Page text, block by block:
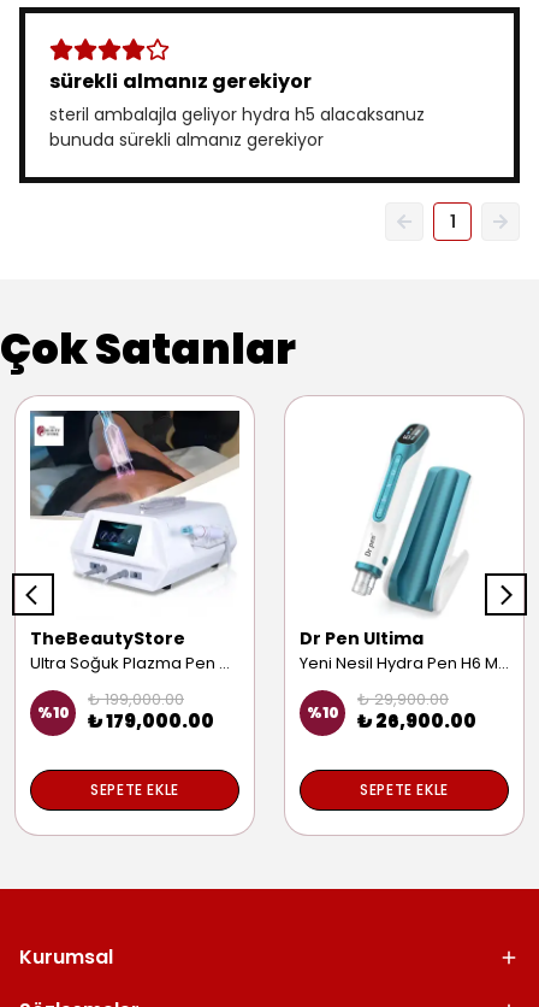
sürekli almanız gerekiyor
steril ambalajla geliyor hydra h5 alacaksanuz
bunuda sürekli almanız gerekiyor
1
Çok Satanlar
TheBeautyStore
Ultra Soğuk Plazma Pen Cilt Sıkılaştırma Gençleştirme Yüz Yenileme Saç Güçlendirme Anti Aging Cihazı
%10
₺ 199,000.00
₺ 179,000.00
SEPETE EKLE
Dr Pen Ultima
Yeni Nesil Hydra Pen H6 Mezoterapi Cihazı Yüz Iz Leke Kırışıklık Giderme Prp Dermapen Makinesi
%10
₺ 29,900.00
₺ 26,900.00
SEPETE EKLE
Kurumsal